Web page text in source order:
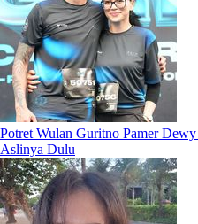
Potret Wulan Guritno Pamer
Aslinya Dulu